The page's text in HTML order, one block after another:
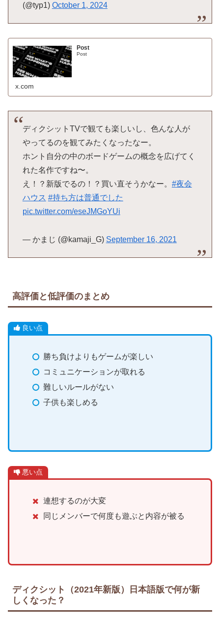
(@typ1) October 1, 2024
Post
Post
x.com
ディクシットTVで観ても楽しいし、色んな人が
やってるのを観てみたくなったなー。
ホント自分の中のボードゲームの概念を広げてく
れた名作ですね〜。
え！？新版でるの！？買い直そうかなー。 #夜会
ハウス #持ち方は普通でした
pic.twitter.com/eseJMGoYUi
— かまじ (@kamaji_G) September 16, 2021
高評価と低評価のまとめ
良い点
勝ち負けよりもゲームが楽しい
コミュニケーションが取れる
難しいルールがない
子供も楽しめる
悪い点
連想するのが大変
同じメンバーで何度も遊ぶと内容が被る
ディクシット（2021年新版）日本語版で何が新
しくなった？